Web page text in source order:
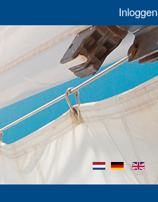
Inloggen
en
de
nl